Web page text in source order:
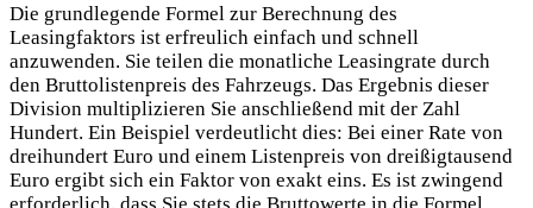
Die grundlegende Formel zur Berechnung des
Leasingfaktors ist erfreulich einfach und schnell
anzuwenden. Sie teilen die monatliche Leasingrate durch
den Bruttolistenpreis des Fahrzeugs. Das Ergebnis dieser
Division multiplizieren Sie anschließend mit der Zahl
Hundert. Ein Beispiel verdeutlicht dies: Bei einer Rate von
dreihundert Euro und einem Listenpreis von dreißigtausend
Euro ergibt sich ein Faktor von exakt eins. Es ist zwingend